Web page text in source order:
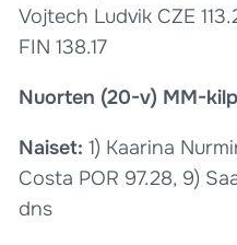
Vojtech Ludvik CZE
FIN 138.17
Nuorten (20-v) MM-
Naiset: 1) Kaarina
Costa POR 97.28, 9)
dns